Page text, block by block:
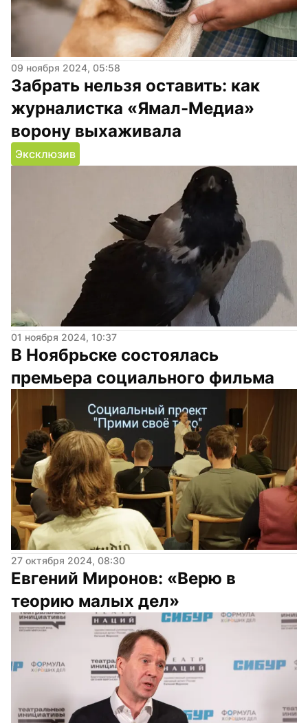
09 ноября 2024, 05:58
Забрать нельзя оставить: как
журналистка «Ямал-Медиа»
ворону выхаживала
Эксклюзив
01 ноября 2024, 10:37
В Ноябрьске состоялась
премьера социального фильма
27 октября 2024, 08:30
Евгений Миронов: «Верю в
теорию малых дел»